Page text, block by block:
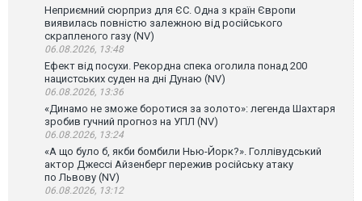
Неприємний сюрприз для ЄС. Одна з країн Європи
виявилась повністю залежною від російського
скрапленого газу (NV)
06.08.2026, 13:48
Ефект від посухи. Рекордна спека оголила понад 200
нацистських суден на дні Дунаю (NV)
06.08.2026, 13:36
«Динамо не зможе боротися за золото»: легенда Шахтаря
зробив гучний прогноз на УПЛ (NV)
06.08.2026, 13:24
«А що було б, якби бомбили Нью-Йорк?». Голлівудський
актор Джессі Айзенберг пережив російську атаку
по Львову (NV)
06.08.2026, 13:12